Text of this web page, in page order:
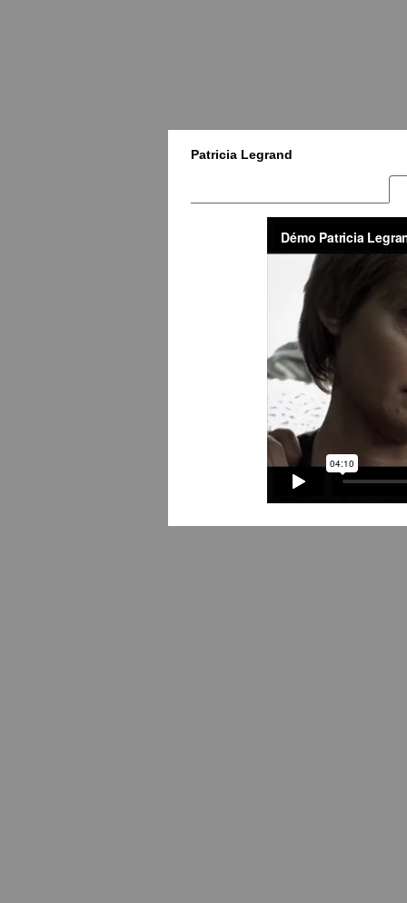
Patricia Legrand